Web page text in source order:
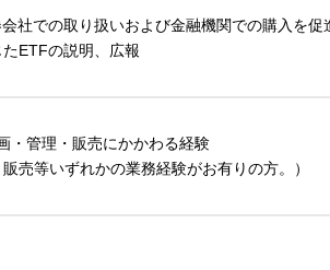
社での取り扱いおよび金融機関での購入を促
ETFの説明、広報
・管理・販売にかかわる経験
等いずれかの業務経験がお有りの方。）